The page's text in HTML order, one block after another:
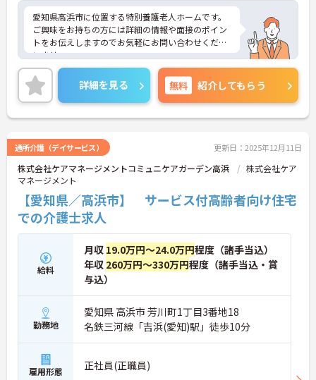
愛知県高浜市に位置する特別養護老人ホームです。
ご興味をお持ちの方には詳細の情報や面接のポイン
トをお伝えしますのでお気軽にお問い合わせくださ
いませ。
詳細を見る 無料 紹介してもらう
通所介護（デイサービス） 更新日：2025年12月11日
株式会社ケアマネージメントコミュニケアガーデン高浜
株式会社ケア
マネージメント
【愛知県／高浜市】 サービス付高齢者向け住宅
での介護士求人
給料
月収 19.0万円～24.0万円程度（諸手当込）
年収 260万円～330万円程度（諸手当込・賞
与込）
勤務地
愛知県 高浜市 芳川町1丁目3番地18
名鉄三河線「吉浜(愛知)駅」徒歩10分
雇用形態 正社員(正職員)